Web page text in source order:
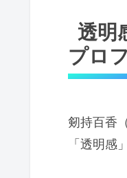
透明
プロ
剱持百香
「透明感